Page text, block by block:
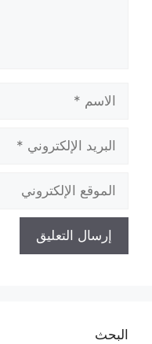
الاسم
البريد
الإلكتروني
الموقع
الإلكتروني
البحث